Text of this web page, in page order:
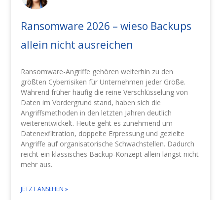
Ransomware 2026 – wieso Backups
allein nicht ausreichen
Ransomware-Angriffe gehören weiterhin zu den
größten Cyberrisiken für Unternehmen jeder Größe.
Während früher häufig die reine Verschlüsselung von
Daten im Vordergrund stand, haben sich die
Angriffsmethoden in den letzten Jahren deutlich
weiterentwickelt. Heute geht es zunehmend um
Datenexfiltration, doppelte Erpressung und gezielte
Angriffe auf organisatorische Schwachstellen. Dadurch
reicht ein klassisches Backup-Konzept allein längst nicht
mehr aus.
JETZT ANSEHEN »